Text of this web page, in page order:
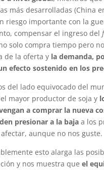
más desarrolladas (China
riesgo importante con la
compensar el ingreso del
solo compra tiempo pero
de la oferta y la demanda,
efecto sostenido en los
del lado equivocado del
mayor productor de soja y
a comprar la nueva
presionar a la bajaa los
afectar, aunque no nos guste.
esto alarga las
y nos muestra que el